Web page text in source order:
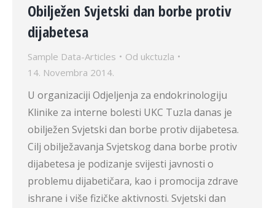
Obilježen Svjetski dan borbe protiv
dijabetesa
Sample Data-Articles Od ukctuzla
14. Novembra 2014.
U organizaciji Odjeljenja za endokrinologiju
Klinike za interne bolesti UKC Tuzla danas je
obilježen Svjetski dan borbe protiv dijabetesa.
Cilj obilježavanja Svjetskog dana borbe protiv
dijabetesa je podizanje svijesti javnosti o
problemu dijabetičara, kao i promocija zdrave
ishrane i više fizičke aktivnosti. Svjetski dan